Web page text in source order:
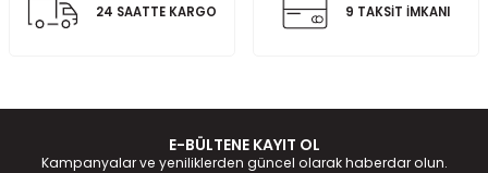
24 SAATTE KARGO 9 TAKSİT İMKANI
E-BÜLTENE KAYIT OL
Kampanyalar ve yeniliklerden güncel olarak haberdar olun.